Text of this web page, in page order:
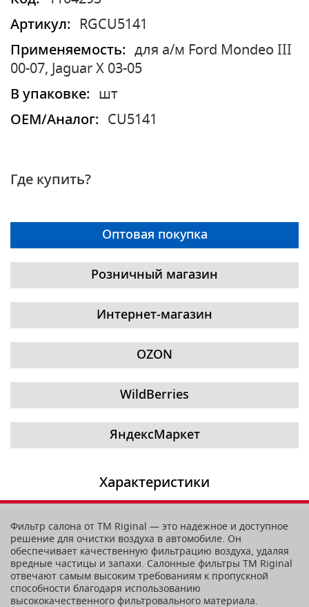
Артикул:
RGCU5141
Применяемость:
для а/м Ford Mondeo III
00-07, Jaguar X 03-05
В упаковке:
шт
OEM/Аналог:
CU5141
Где купить?
Оптовая покупка
Розничный магазин
Интернет-магазин
OZON
WildBerries
ЯндексМаркет
Характеристики
Фильтр салона от TM Riginal — это надежное и доступное
решение для очистки воздуха в автомобиле. Он
обеспечивает качественную фильтрацию воздуха, удаляя
вредные частицы и запахи. Салонные фильтры ТМ Riginal
отвечают самым высоким требованиям к пропускной
способности благодаря использованию
высококачественного фильтровального материала.